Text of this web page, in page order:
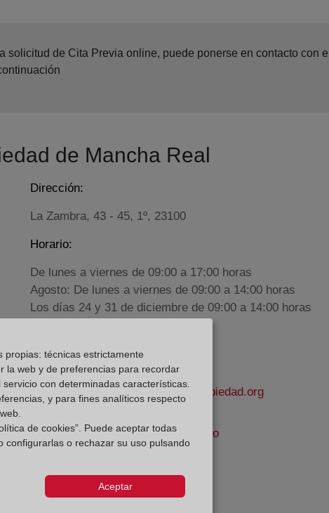
solicitud de Cita Previa online, puede ponerse en contacto con el
de Mancha Real
Dirección:
La Zambra, 43 - 45, 1º, 23100
Horario:
De lunes a viernes de 09:00 a 17:00 horas
Agosto: De lunes a viernes de 09:00 a 14:00 horas
Los días 24 y 31 de diciembre de 09:00 a 14:00 horas
(953) 35 02 83
manchareal@registrodelapropiedad.org
Aurora Maria Barranco Aguayo
dpo@corpme.es
propias: técnicas estrictamente
la web y de preferencias para recordar
con determinadas características.
y para fines analíticos respecto
de cookies”. Puede aceptar todas
configurarlas o rechazar su uso pulsando
Aceptar